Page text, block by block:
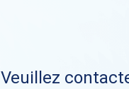
Veuillez